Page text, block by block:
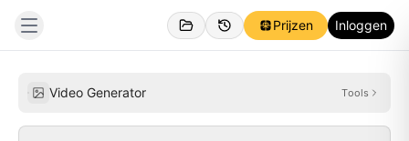
Prijzen Inloggen
Video Generator Tools